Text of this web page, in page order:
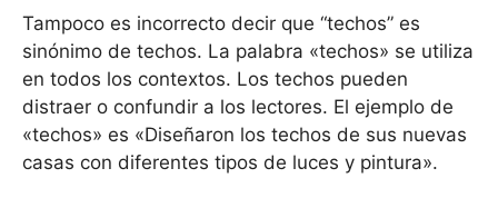
Tampoco es incorrecto decir que “techos” es
sinónimo de techos. La palabra «techos» se utiliza
en todos los contextos. Los techos pueden
distraer o confundir a los lectores. El ejemplo de
«techos» es «Diseñaron los techos de sus nuevas
casas con diferentes tipos de luces y pintura».